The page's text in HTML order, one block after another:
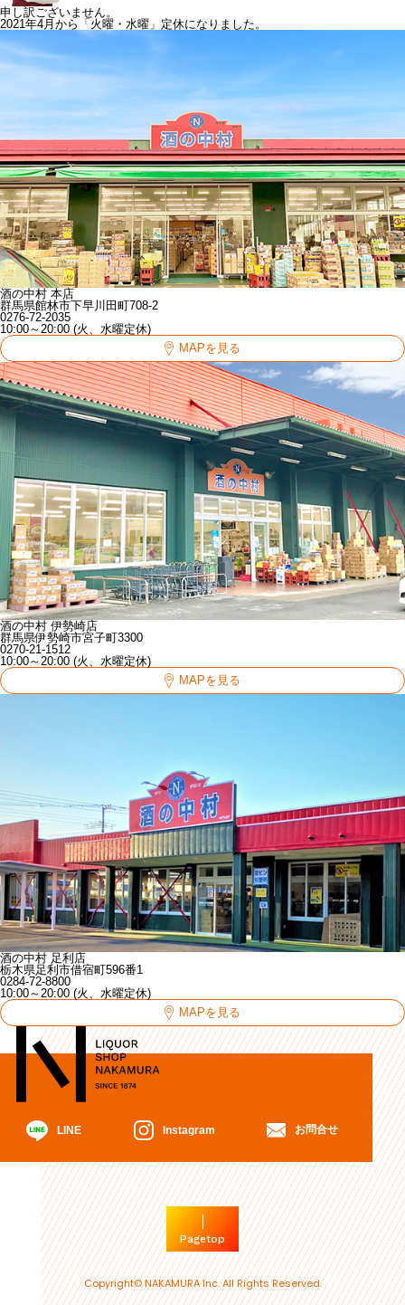
申し訳ございません。
2021年4月から「火曜・水曜」定休になりました。
酒の中村 本店
群馬県館林市下早川田町708-2
0276-72-2035
10:00～20:00 (火、水曜定休)
MAPを見る
酒の中村 伊勢崎店
群馬県伊勢崎市宮子町3300
0270-21-1512
10:00～20:00 (火、水曜定休)
MAPを見る
酒の中村 足利店
栃木県足利市借宿町596番1
0284-72-8800
10:00～20:00 (火、水曜定休)
MAPを見る
LINE Instagram お問合せ
Pagetop
Copyright© NAKAMURA Inc. All Rights Reserved.